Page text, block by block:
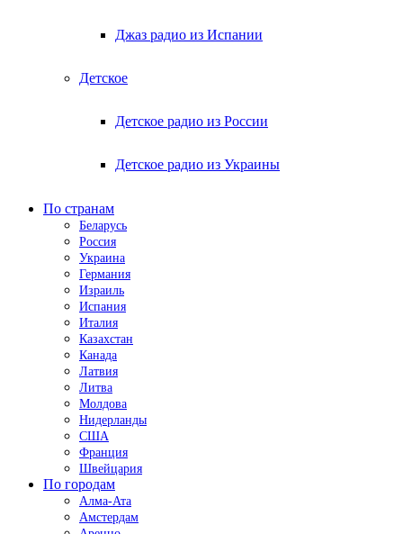
Джаз радио из Испании
Детское
Детское радио из России
Детское радио из Украины
По странам
Беларусь
Россия
Украина
Германия
Израиль
Испания
Италия
Казахстан
Канада
Латвия
Литва
Молдова
Нидерланды
США
Франция
Швейцария
По городам
Алма-Ата
Амстердам